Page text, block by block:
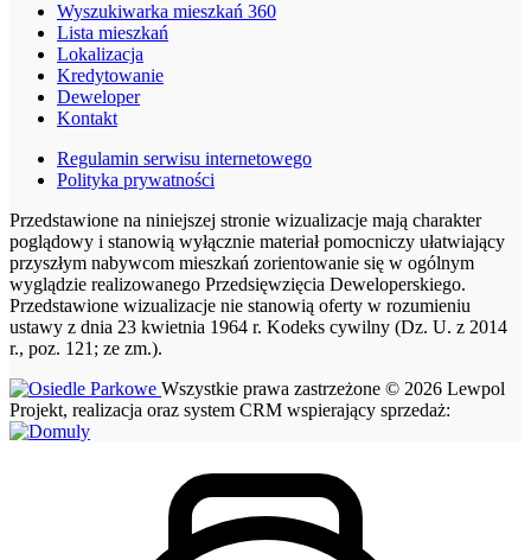
Wyszukiwarka mieszkań 360
Lista mieszkań
Lokalizacja
Kredytowanie
Deweloper
Kontakt
Regulamin serwisu internetowego
Polityka prywatności
Przedstawione na niniejszej stronie wizualizacje mają charakter
poglądowy i stanowią wyłącznie materiał pomocniczy ułatwiający
przyszłym nabywcom mieszkań zorientowanie się w ogólnym
wyglądzie realizowanego Przedsięwzięcia Deweloperskiego.
Przedstawione wizualizacje nie stanowią oferty w rozumieniu
ustawy z dnia 23 kwietnia 1964 r. Kodeks cywilny (Dz. U. z 2014
r., poz. 121; ze zm.).
Wszystkie prawa zastrzeżone © 2026 Lewpol
Projekt, realizacja oraz system CRM wspierający sprzedaż: